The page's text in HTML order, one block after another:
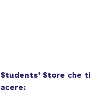
Students' Store che ti